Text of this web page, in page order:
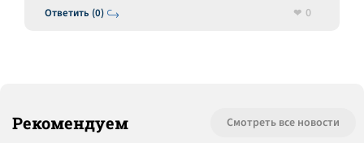
Ответить (0)
0
Рекомендуем Смотреть все новости